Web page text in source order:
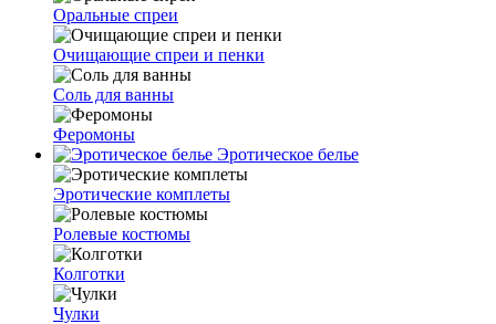
Оральные спреи
Очищающие спреи и пенки
Соль для ванны
Феромоны
Эротическое белье
Эротические комплеты
Ролевые костюмы
Колготки
Чулки